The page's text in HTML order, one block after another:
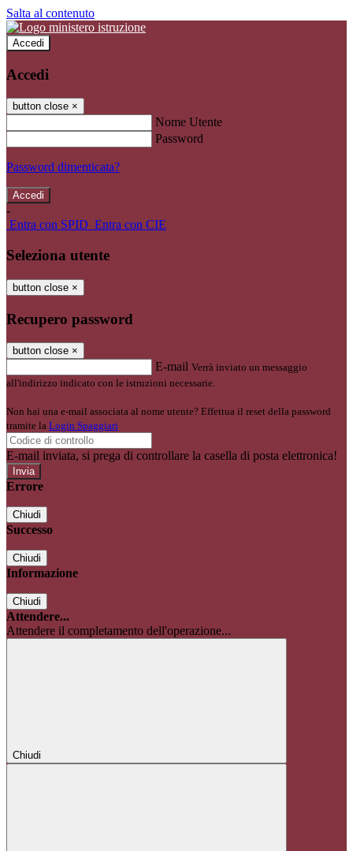
Salta al contenuto
Accedi
Accedi
button close ×
Nome Utente
Password
Password dimenticata?
-
Entra con SPID Entra con CIE
Seleziona utente
button close ×
Recupero password
button close ×
E-mail Verrà inviato un messaggio
all'indirizzo indicato con le istruzioni necessarie.
Non hai una e-mail associata al nome utente? Effettua il reset della password
tramite la Login Spaggiari
E-mail inviata, si prega di controllare la casella di posta elettronica!
Errore
Chiudi
Successo
Chiudi
Informazione
Chiudi
Attendere...
Attendere il completamento dell'operazione...
Chiudi